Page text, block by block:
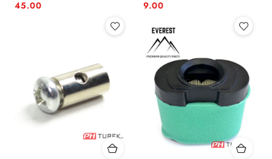
Cena:
45.00 Cena:
9.00